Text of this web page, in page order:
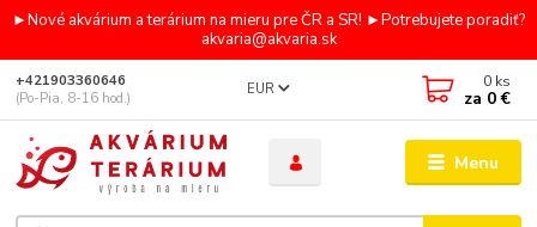
►Nové akvárium a terárium na mieru pre ČR a SR! ►Potrebujete poradiť?
akvaria@akvaria.sk
Menu
EUR
+421903360646
(Po-Pia, 8-16 hod.)
0 ks
za 0 €